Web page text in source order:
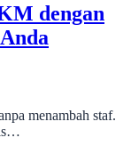
dengan
menambah staf.